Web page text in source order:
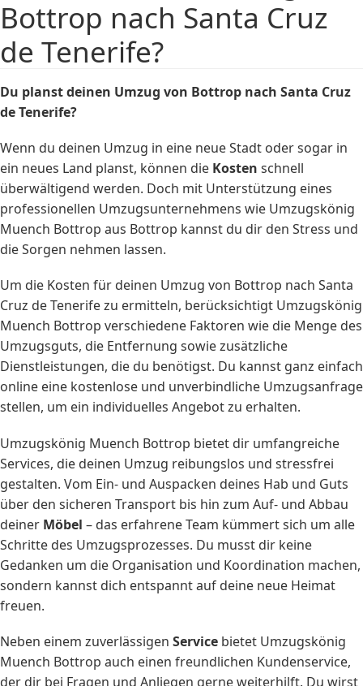
Bottrop nach Santa Cruz
de Tenerife?
Du planst deinen Umzug von Bottrop nach Santa Cruz
de Tenerife?
Wenn du deinen Umzug in eine neue Stadt oder sogar in
ein neues Land planst, können die Kosten schnell
überwältigend werden. Doch mit Unterstützung eines
professionellen Umzugsunternehmens wie Umzugskönig
Muench Bottrop aus Bottrop kannst du dir den Stress und
die Sorgen nehmen lassen.
Um die Kosten für deinen Umzug von Bottrop nach Santa
Cruz de Tenerife zu ermitteln, berücksichtigt Umzugskönig
Muench Bottrop verschiedene Faktoren wie die Menge des
Umzugsguts, die Entfernung sowie zusätzliche
Dienstleistungen, die du benötigst. Du kannst ganz einfach
online eine kostenlose und unverbindliche Umzugsanfrage
stellen, um ein individuelles Angebot zu erhalten.
Umzugskönig Muench Bottrop bietet dir umfangreiche
Services, die deinen Umzug reibungslos und stressfrei
gestalten. Vom Ein- und Auspacken deines Hab und Guts
über den sicheren Transport bis hin zum Auf- und Abbau
deiner Möbel – das erfahrene Team kümmert sich um alle
Schritte des Umzugsprozesses. Du musst dir keine
Gedanken um die Organisation und Koordination machen,
sondern kannst dich entspannt auf deine neue Heimat
freuen.
Neben einem zuverlässigen Service bietet Umzugskönig
Muench Bottrop auch einen freundlichen Kundenservice,
der dir bei Fragen und Anliegen gerne weiterhilft. Du wirst